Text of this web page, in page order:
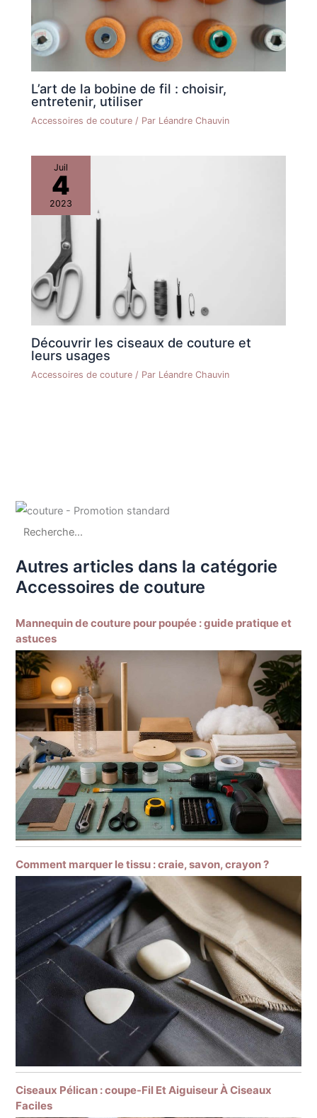
L’art de la bobine de fil : choisir,
entretenir, utiliser
Accessoires de couture / Par Léandre Chauvin
Juil
4
2023
Découvrir les ciseaux de couture et
leurs usages
Accessoires de couture / Par Léandre Chauvin
Autres articles dans la catégorie
Accessoires de couture
Mannequin de couture pour poupée : guide pratique et
astuces
Comment marquer le tissu : craie, savon, crayon ?
Ciseaux Pélican : coupe-Fil Et Aiguiseur À Ciseaux
Faciles